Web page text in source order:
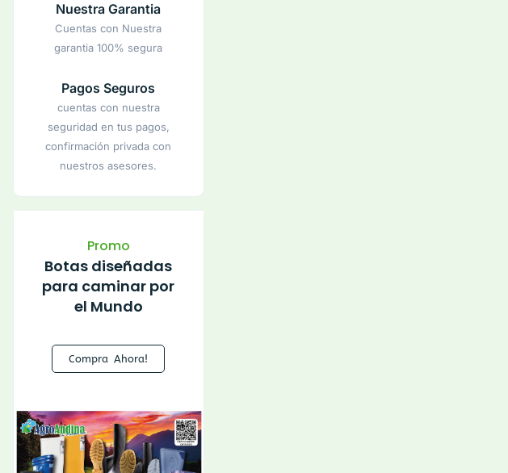
Nuestra Garantia
Cuentas con Nuestra
garantia 100% segura
Pagos Seguros
cuentas con nuestra
seguridad en tus pagos,
confirmación privada con
nuestros asesores.
Promo
Botas diseñadas
para caminar por
el Mundo
Compra Ahora!